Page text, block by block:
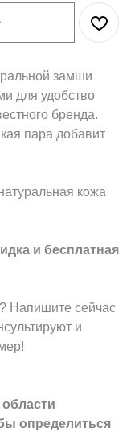
замши
для удобство
бренда.
пара добавит
кожа
и бесплатная
Напишите сейчас
и
определиться